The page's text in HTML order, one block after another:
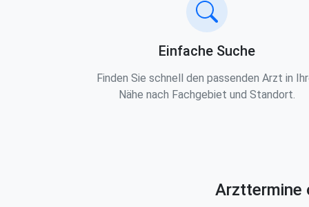
Einfache Suche
Finden Sie schnell den passenden Arzt in
Nähe nach Fachgebiet und Standort.
Arzttermine